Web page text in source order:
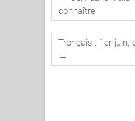
connaître
Tronçais : 1er juin,
→